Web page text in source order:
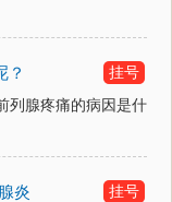
？
挂号
列腺疼痛的病因是什
炎
挂号